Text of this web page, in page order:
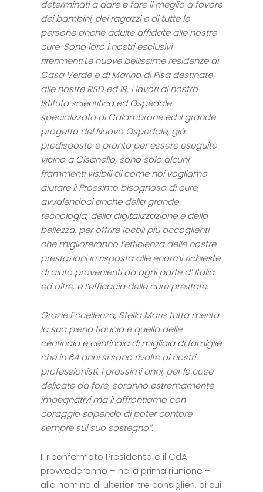
determinati a dare e fare il meglio a favore
dei bambini, dei ragazzi e di tutte le
persone anche adulte affidate alle nostre
cure. Sono loro i nostri esclusivi
riferimenti.Le nuove bellissime residenze di
Casa Verde e di Marina di Pisa destinate
alle nostre RSD ed IR, i lavori al nostro
Istituto scientifico ed Ospedale
specializzato di Calambrone ed il grande
progetto del Nuovo Ospedale, già
predisposto e pronto per essere eseguito
vicino a Cisanello, sono solo alcuni
frammenti visibili di come noi vogliamo
aiutare il Prossimo bisognoso di cure,
avvalendoci anche della grande
tecnologia, della digitalizzazione e della
bellezza, per offrire locali più accoglienti
che miglioreranno l’efficienza delle nostre
prestazioni in risposta alle enormi richieste
di aiuto provenienti da ogni parte d’ Italia
ed oltre, e l’efficacia delle cure prestate.
Grazie Eccellenza, Stella Maris tutta merita
la sua piena fiducia e quella delle
centinaia e centinaia di migliaia di famiglie
che in 64 anni si sono rivolte ai nostri
professionisti. I prossimi anni, per le cose
delicate da fare, saranno estremamente
impegnativi ma li affrontiamo con
coraggio sapendo di poter contare
sempre sul suo sostegno”.
Il riconfermato Presidente e il CdA
provvederanno – nella prima riunione –
alla nomina di ulteriori tre consiglieri, di cui